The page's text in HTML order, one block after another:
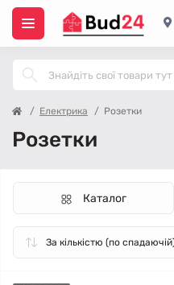
Електрика Розетки
Розетки
Каталог